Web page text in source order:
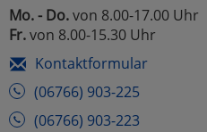
Mo. - Do.von 8.00-17.00 Uhr
Fr.von 8.00-15.30 Uhr
Kontaktformular
(06766) 903-225
(06766) 903-223